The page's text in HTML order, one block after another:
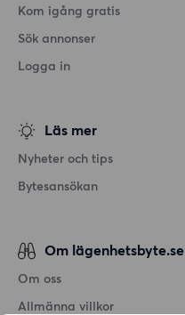
Kom igång gratis
Sök annonser
Logga in
Läs mer
Nyheter och tips
Bytesansökan
Om lägenhetsbyte.se
Om oss
Allmänna villkor